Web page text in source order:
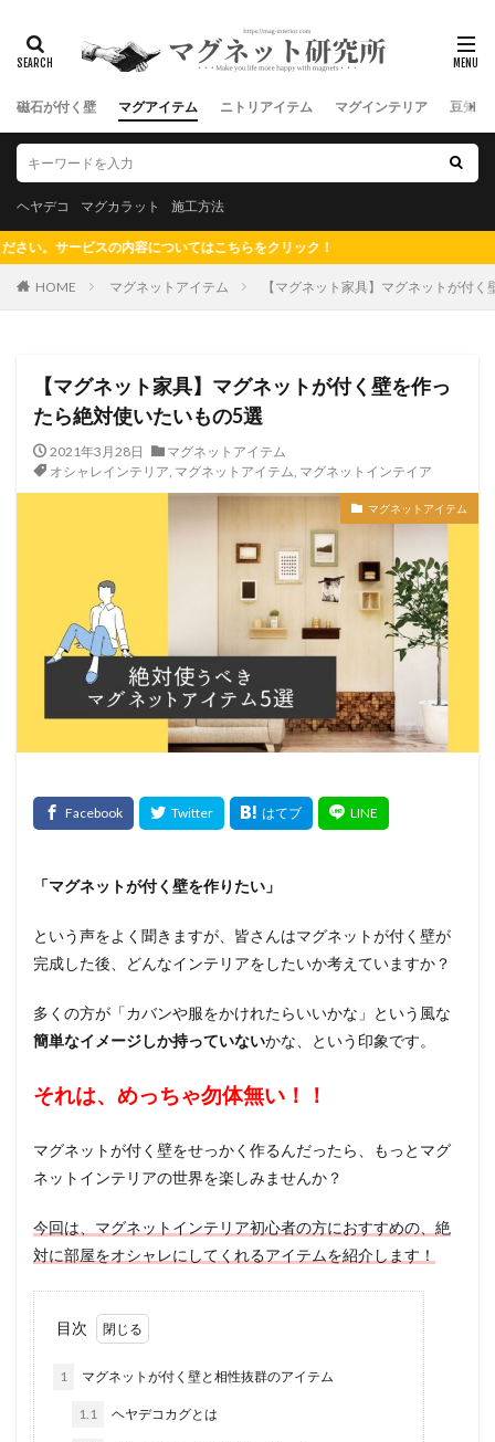
磁石が付く壁 マグアイテム ニトリアイテム マグインテリア 豆知識
ヘヤデコ マグカラット 施工方法
こちらをクリック！
HOME マグネットアイテム 【マグネット家具】マグネットが付
【マグネット家具】マグネットが付く壁を作っ
たら絶対使いたいもの5選
2021年3月28日
マグネットアイテム
オシャレインテリア, マグネットアイテム, マグネットインテイア
マグネットアイテム
「マグネットが付く壁を作りたい」
という声をよく聞きますが、皆さんはマグネットが付く壁が
完成した後、どんなインテリアをしたいか考えていますか？
多くの方が「カバンや服をかけれたらいいかな」という風な
簡単なイメージしか持っていないかな、という印象です。
それは、めっちゃ勿体無い！！
マグネットが付く壁をせっかく作るんだったら、もっとマグ
ネットインテリアの世界を楽しみませんか？
今回は、マグネットインテリア初心者の方におすすめの、絶
対に部屋をオシャレにしてくれるアイテムを紹介します！
目次
1 マグネットが付く壁と相性抜群のアイテム
1.1 ヘヤデコカグとは